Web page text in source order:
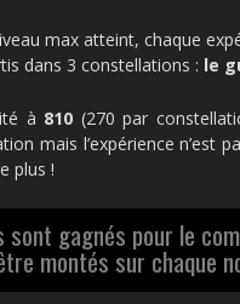
max atteint, chaque
dans 3 constellations : le
à 810 (270 par
mais l’expérience n’est
plus !
sont gagnés pour le
montés sur chaque